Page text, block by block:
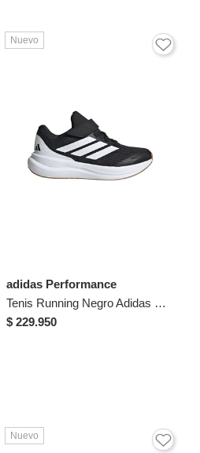
Nuevo
adidas Performance
Tenis Running Negro Adidas Runfalcon 6 Niños
$ 229.950
Nuevo